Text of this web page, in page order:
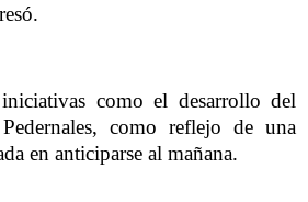
como el desarrollo del
como reflejo de una
en anticiparse al mañana.